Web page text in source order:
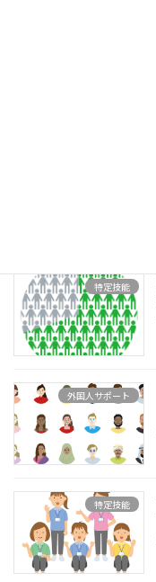
特定技能
外国人サポート
特定技能